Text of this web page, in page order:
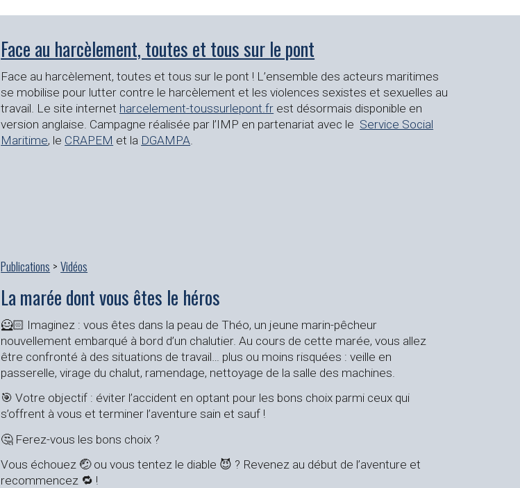
Face au harcèlement, toutes et tous sur le pont
Face au harcèlement, toutes et tous sur le pont ! L’ensemble des acteurs maritimes
se mobilise pour lutter contre le harcèlement et les violences sexistes et sexuelles au
travail. Le site internet harcelement-toussurlepont.fr est désormais disponible en
version anglaise. Campagne réalisée par l’IMP en partenariat avec le Service Social
Maritime, le CRAPEM et la DGAMPA.
Publications >Vidéos
La marée dont vous êtes le héros
🦸🏻 Imaginez : vous êtes dans la peau de Théo, un jeune marin-pêcheur
nouvellement embarqué à bord d’un chalutier. Au cours de cette marée, vous allez
être confronté à des situations de travail… plus ou moins risquées : veille en
passerelle, virage du chalut, ramendage, nettoyage de la salle des machines.
🎯 Votre objectif : éviter l’accident en optant pour les bons choix parmi ceux qui
s’offrent à vous et terminer l’aventure sain et sauf !
🤔 Ferez-vous les bons choix ?
Vous échouez 🤕 ou vous tentez le diable 😈 ? Revenez au début de l’aventure et
recommencez 🔁 !